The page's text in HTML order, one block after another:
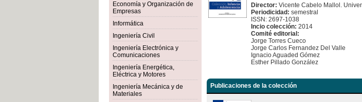
Economía y Organización de
Empresas
Informática
Ingeniería Civil
Ingeniería Electrónica y
Comunicaciones
Ingeniería Energética,
Eléctrica y Motores
Ingeniería Mecánica y de
Materiales
Director: Vicente Cabelo Mallol.
Periodicidad: semestral
ISSN: 2697-1038
Incio colección: 2014
Comité editorial:
Jorge Torres Cueco
Jorge Carlos Fernandez Del Valle
Ignacio Aguaded Gómez
Esther Pillado González
Publicaciones de la colección